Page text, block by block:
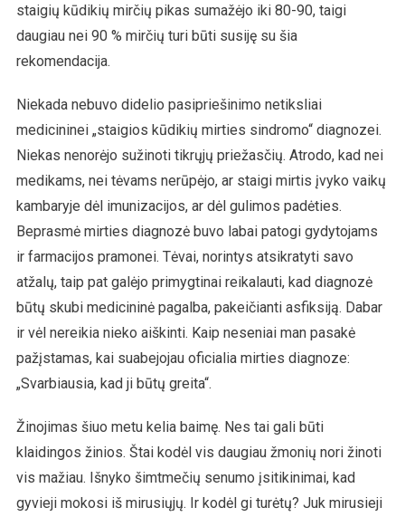
staigių kūdikių mirčių pikas sumažėjo iki 80-90, taigi
daugiau nei 90 % mirčių turi būti susiję su šia
rekomendacija.
Niekada nebuvo didelio pasipriešinimo netiksliai
medicininei „staigios kūdikių mirties sindromo“ diagnozei.
Niekas nenorėjo sužinoti tikrųjų priežasčių. Atrodo, kad nei
medikams, nei tėvams nerūpėjo, ar staigi mirtis įvyko vaikų
kambaryje dėl imunizacijos, ar dėl gulimos padėties.
Beprasmė mirties diagnozė buvo labai patogi gydytojams
ir farmacijos pramonei. Tėvai, norintys atsikratyti savo
atžalų, taip pat galėjo primygtinai reikalauti, kad diagnozė
būtų skubi medicininė pagalba, pakeičianti asfiksiją. Dabar
ir vėl nereikia nieko aiškinti. Kaip neseniai man pasakė
pažįstamas, kai suabejojau oficialia mirties diagnoze:
„Svarbiausia, kad ji būtų greita“.
Žinojimas šiuo metu kelia baimę. Nes tai gali būti
klaidingos žinios. Štai kodėl vis daugiau žmonių nori žinoti
vis mažiau. Išnyko šimtmečių senumo įsitikinimai, kad
gyvieji mokosi iš mirusiųjų. Ir kodėl gi turėtų? Juk mirusieji